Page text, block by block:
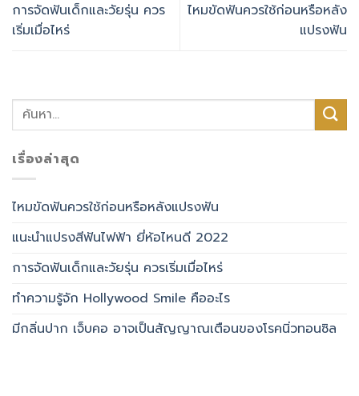
การจัดฟันเด็กและวัยรุ่น ควร
เริ่มเมื่อไหร่
ไหมขัดฟันควรใช้ก่อนหรือหลัง
แปรงฟัน
เรื่องล่าสุด
ไหมขัดฟันควรใช้ก่อนหรือหลังแปรงฟัน
แนะนำแปรงสีฟันไฟฟ้า ยี่ห้อไหนดี 2022
การจัดฟันเด็กและวัยรุ่น ควรเริ่มเมื่อไหร่
ทำความรู้จัก Hollywood Smile คืออะไร
มีกลิ่นปาก เจ็บคอ อาจเป็นสัญญาณเตือนของโรคนิ่วทอนซิล